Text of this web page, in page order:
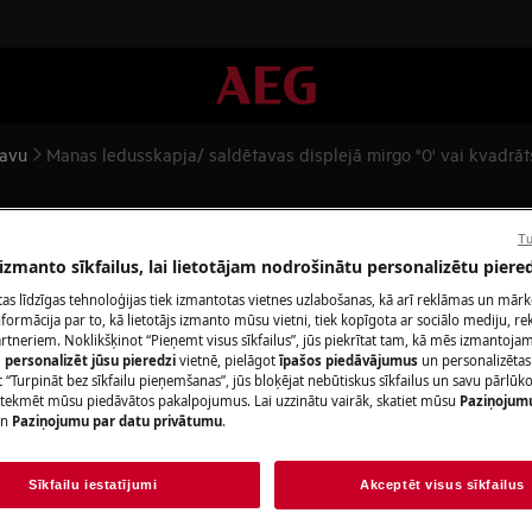
Manas ledusskapja/ saldētavas displejā mirgo "0' vai
displejā mirgo "0' vai
Piesakiet
Izvēlies aeg
un piedāvāsim
sīkfailus, lai lietotājam nodrošinātu personalizētu
līdzīgas tehnoloģijas tiek izmantotas vietnes uzlabošanas, kā arī reklāmas un
par to, kā lietotājs izmanto mūsu vietni, tiek kopīgota ar sociālo mediju,
Noklikšķinot “Pieņemt visus sīkfailus”, jūs piekrītat tam, kā mēs
personalizēt jūsu pieredzi vietnē, pielāgotīpašos piedāvājumus un
bez sīkfailu pieņemšanas”, jūs bloķējat nebūtiskus sīkfailus un savu
mūsu piedāvātos pakalpojumus. Lai uzzinātu vairāk, skatiet mūsu
Paziņojumu par datu privātumu.
Sīkfailu iestatījumi Akceptēt visus sīkfailus